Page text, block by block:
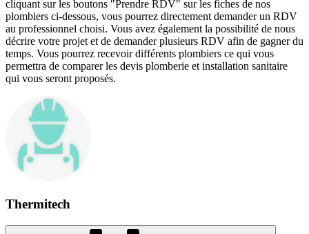
cliquant sur les boutons "Prendre RDV" sur les fiches de nos
plombiers ci-dessous, vous pourrez directement demander un RDV
au professionnel choisi. Vous avez également la possibilité de nous
décrire votre projet et de demander plusieurs RDV afin de gagner du
temps. Vous pourrez recevoir différents plombiers ce qui vous
permettra de comparer les devis plomberie et installation sanitaire
qui vous seront proposés.
Thermitech